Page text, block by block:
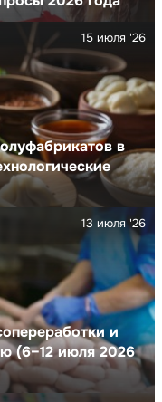
в
15 июля '26
и
(6–12 июля 2026
13 июля '26